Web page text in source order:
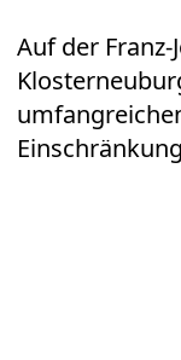
Auf der